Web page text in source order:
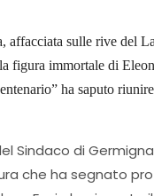
sulle rive del
figura immortale di
ha saputo
di
che ha segnato